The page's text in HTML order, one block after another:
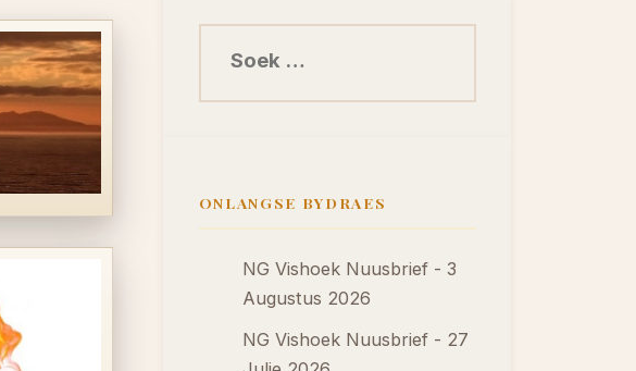
ONLANGSE BYDRAES
NG Vishoek Nuusbrief - 3
Augustus 2026
NG Vishoek Nuusbrief - 27